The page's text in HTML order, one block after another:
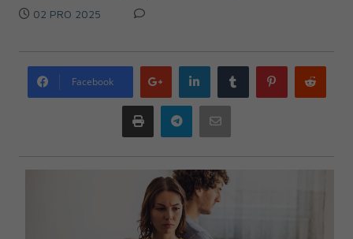
02 PRO 2025
Facebook
Google
plus
LinkedIn Tumblr Pinterest
Print Telegram